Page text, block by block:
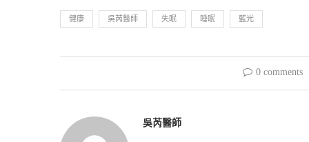
健康 吳芮醫師 失眠 睡眠 藍光
0 comments
吳芮醫師